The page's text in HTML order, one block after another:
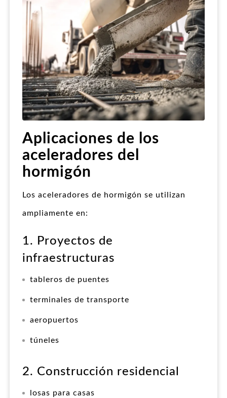
Aplicaciones de los
aceleradores del
hormigón
Los aceleradores de hormigón se utilizan
ampliamente en:
1. Proyectos de
infraestructuras
tableros de puentes
terminales de transporte
aeropuertos
túneles
2. Construcción residencial
losas para casas